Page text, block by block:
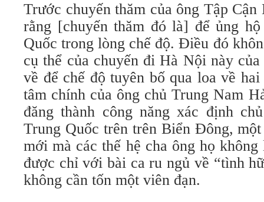
Trước chuyến thăm của ông Tập
rằng [chuyến thăm đó là] để ủng
Quốc trong lòng chế độ. Điều đó
cụ thể của chuyến đi Hà Nội này
về để chế độ tuyên bố qua loa về
tâm chính của ông chủ Trung Nam
đăng thành công năng xác định
Trung Quốc trên trên Biển Đông,
mới mà các thế hệ cha ông họ
được chỉ với bài ca ru ngủ về “tình
không cần tốn một viên đạn.